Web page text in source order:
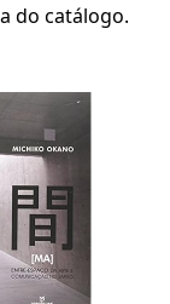
do catálogo.